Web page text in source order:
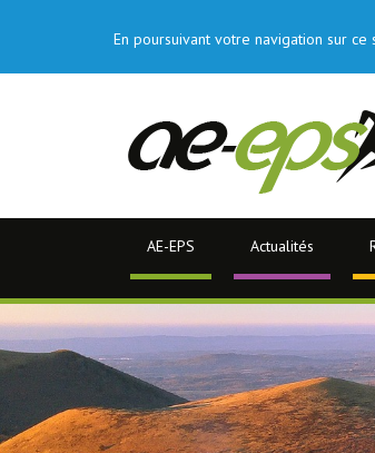
En poursuivant votre navigation sur
AE-EPS Actualités